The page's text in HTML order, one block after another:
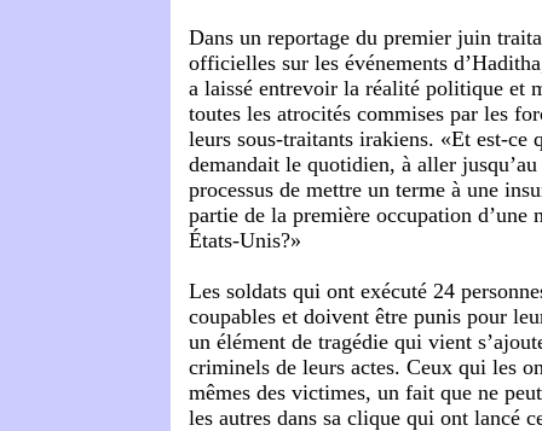
Dans un reportage du premier juin
officielles sur les événements
a laissé entrevoir la réalité politique et
toutes les atrocités commises par les
leurs sous-traitants irakiens. «Et est-ce
demandait le quotidien, à aller
processus de mettre un terme à une
partie de la première occupation d’une
États-Unis?»
Les soldats qui ont exécuté 24
coupables et doivent être punis pour
un élément de tragédie qui vient
criminels de leurs actes. Ceux qui les
mêmes des victimes, un fait que ne
les autres dans sa clique qui ont lancé